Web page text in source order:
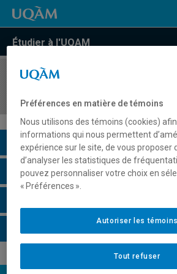
Étudier à l'UQAM
COURS//
Description du cours
Horaire - Été 2026
Préférences en matière de témoins
Nous utilisons des témoins (cookies)
informations qui nous permettent
expérience sur le site, de vous proposer
d’analyser les statistiques de
pouvez personnaliser votre choix en
« Préférences ».
Tout refuser
Autoriser les témoins